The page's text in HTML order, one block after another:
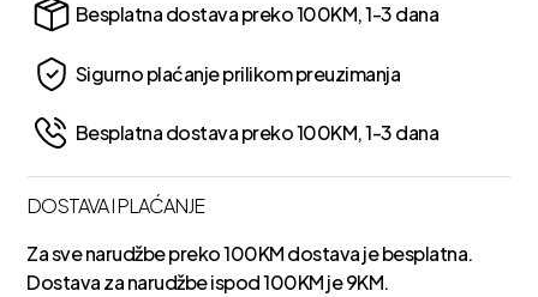
Besplatna dostava preko 100KM, 1-3 dana
Sigurno plaćanje prilikom preuzimanja
Besplatna dostava preko 100KM, 1-3 dana
DOSTAVA I PLAĆANJE
Za sve narudžbe preko 100KM dostava je besplatna.
Dostava za narudžbe ispod 100KM je 9KM.